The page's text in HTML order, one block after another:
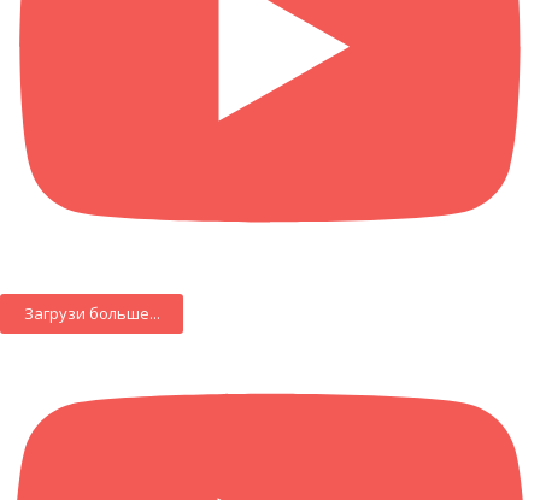
Загрузи больше...